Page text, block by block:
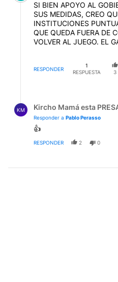
SI BIEN APOYO AL
SUS MEDIDAS, CREO
INSTITUCIONES
QUE QUEDA FUERA DE
VOLVER AL JUEGO. EL
RESCATADO, COMO
SER POTENCIA
ESTOS PILARES.
RESPONDER
1
RESPUESTA
3
KM Kircho Mamá esta
Responder a Pablo Perasso
👍
RESPONDER 2 0